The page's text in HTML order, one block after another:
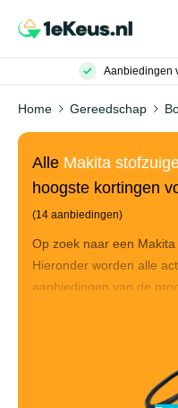
Aanbiedingen van 296
Home Gereedschap
Alle Makita
hoogste kortingen
(14 aanbiedingen)
Op zoek naar een
Hieronder worden alle
aanbiedingen van de
gesorteerd op basis van
Hierbij wordt er gekeken
hoogte van de korting
Sorteer op prijs om de